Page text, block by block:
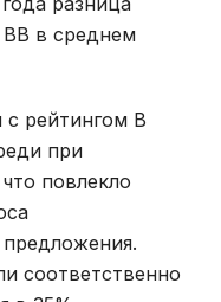
в среднем
с рейтингом В
при
повлекло
соответственно